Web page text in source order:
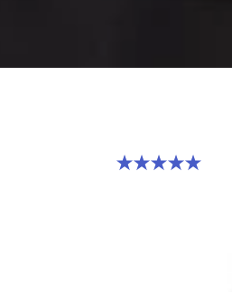
5.0 จาก 5 ดาว 2 รีวิว